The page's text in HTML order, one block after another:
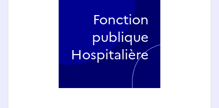
Fonction
publique
Hospitalière